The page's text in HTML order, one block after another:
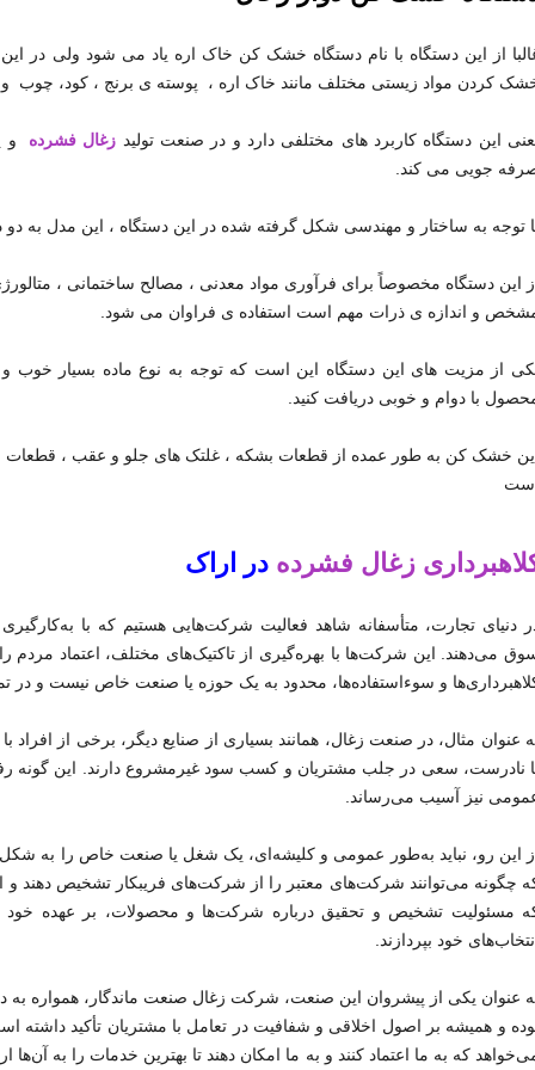
از این دستگاه با نام دستگاه خشک کن خاک اره یاد می شود ولی در
کردن مواد زیستی مختلف مانند خاک اره ، پوسته ی برنج ، کود، چوب
این دستگاه کاربرد های مختلفی دارد و در صنعت تولید زغال فشرده و
جویی می کند.
توجه به ساختار و مهندسی شکل گرفته شده در این دستگاه ، این مدل به
این دستگاه مخصوصاً برای فرآوری مواد معدنی ، مصالح ساختمانی ،
و اندازه ی ذرات مهم است استفاده ی فراوان می شود.
از مزیت های این دستگاه این است که توجه به نوع ماده بسیار خوب و
با دوام و خوبی دریافت کنید.
خشک کن به طور عمده از قطعات بشکه ، غلتک های جلو و عقب ،
زغال فشرده در اراک
دنیای تجارت، متأسفانه شاهد فعالیت شرکت‌هایی هستیم که با
می‌دهند. این شرکت‌ها با بهره‌گیری از تاکتیک‌های مختلف، اعتماد
و سوءاستفاده‌ها، محدود به یک حوزه یا صنعت خاص نیست و در
عنوان مثال، در صنعت زغال، همانند بسیاری از صنایع دیگر، برخی از افراد
نادرست، سعی در جلب مشتریان و کسب سود غیرمشروع دارند. این گونه
نیز آسیب می‌رساند.
این رو، نباید به‌طور عمومی و کلیشه‌ای، یک شغل یا صنعت خاص را به
چگونه می‌توانند شرکت‌های معتبر را از شرکت‌های فریبکار تشخیص دهند و از
مسئولیت تشخیص و تحقیق درباره شرکت‌ها و محصولات، بر عهده خود
خود بپردازند.
عنوان یکی از پیشروان این صنعت، شرکت زغال صنعت ماندگار، همواره به
و همیشه بر اصول اخلاقی و شفافیت در تعامل با مشتریان تأکید
که به ما اعتماد کنند و به ما امکان دهند تا بهترین خدمات را به